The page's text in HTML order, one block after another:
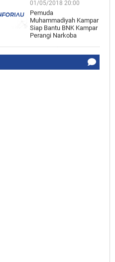
01/05/2018 20:00
Pemuda
Muhammadiyah Kampar
Siap Bantu BNK Kampar
Perangi Narkoba